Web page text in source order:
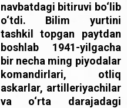
navbatdagi bitiruvi bo‘lib
o‘tdi. Bilim yurtini
tashkil topgan paytdan
boshlab 1941-yilgacha
bir necha ming piyodalar
komandirlari, otliq
askarlar, artilleriyachilar
va o‘rta darajadagi